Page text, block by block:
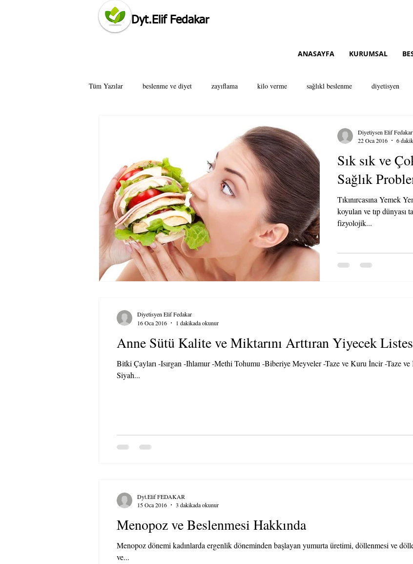
Dyt.Elif Fedakar
ANASAYFA KURUMSAL
Tüm Yazılar beslenme ve diyet zayıflama kilo verme sağlıkl beslenme diyetisyen
diyetisyen istanbul
anadolu yakası diyetisyen tavsiye
Sık sık ve
Sağlık
Tıkınırcasına Yemek
koyulan ve tıp dünyası
fizyolojik...
Diyetiysen Elif Fedakar
22 Oca 2016
6
Anne Sütü Kalite ve Miktarını Arttıran Yiyecek
Bitki Çayları -Isırgan -Ihlamur -Methi Tohumu -Biberiye Meyveler -Taze ve Kuru İncir -Taze
Siyah...
Diyetisyen Elif Fedakar
16 Oca 2016
1 dakikada okunur
Menopoz ve Beslenmesi Hakkında
Menopoz dönemi kadınlarda ergenlik döneminden başlayan yumurta üretimi, döllenmesi ve
ve...
Dyt.Elif FEDAKAR
15 Oca 2016
3 dakikada okunur